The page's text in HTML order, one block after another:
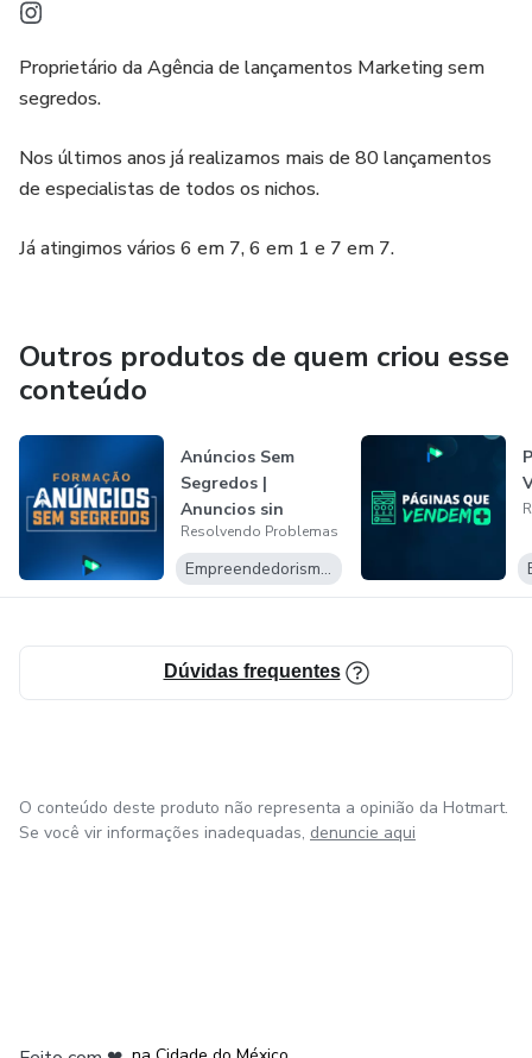
Proprietário da Agência de lançamentos Marketing sem
segredos.
Nos últimos anos já realizamos mais de 80 lançamentos
de especialistas de todos os nichos.
Já atingimos vários 6 em 7, 6 em 1 e 7 em 7.
Outros produtos de quem criou esse
conteúdo
Anúncios Sem
Segredos |
Anuncios sin
secretos
Resolvendo Problemas
Empreendedorismo Digital
Dúvidas frequentes
O conteúdo deste produto não representa a opinião da Hotmart.
Se você vir informações inadequadas, denuncie aqui